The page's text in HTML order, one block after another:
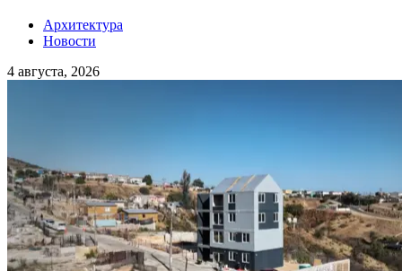
Архитектура
Новости
4 августа, 2026